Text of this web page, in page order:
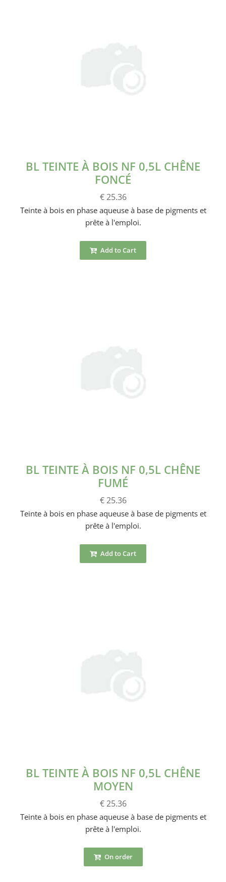
BL TEINTE À BOIS NF 0,5L CHÊNE
FONCÉ
€ 25.36
Teinte à bois en phase aqueuse à base de pigments et
prête à l'emploi.
Add to Cart
BL TEINTE À BOIS NF 0,5L CHÊNE
FUMÉ
€ 25.36
Teinte à bois en phase aqueuse à base de pigments et
prête à l'emploi.
Add to Cart
BL TEINTE À BOIS NF 0,5L CHÊNE
MOYEN
€ 25.36
Teinte à bois en phase aqueuse à base de pigments et
prête à l'emploi.
On order